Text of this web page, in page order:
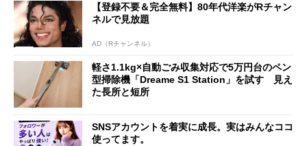
【登録不要＆完全無料】80年代洋楽がRチャン
ネルで見放題
AD（Rチャンネル）
軽さ1.1kg×自動ごみ収集対応で5万円台のペン
型掃除機「Dreame S1 Station」を試す 見え
た長所と短所
SNSアカウントを着実に成長。実はみんなココ
使ってます。